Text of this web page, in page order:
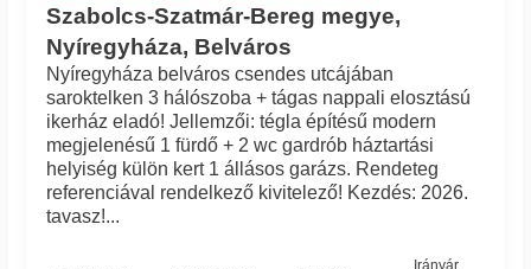
Szabolcs-Szatmár-Bereg megye,
Nyíregyháza, Belváros
Nyíregyháza belváros csendes utcájában
saroktelken 3 hálószoba + tágas nappali elosztású
ikerház eladó! Jellemzői: tégla építésű modern
megjelenésű 1 fürdő + 2 wc gardrób háztartási
helyiség külön kert 1 állásos garázs. Rendeteg
referenciával rendelkező kivitelező! Kezdés: 2026.
tavasz!...
Irányár